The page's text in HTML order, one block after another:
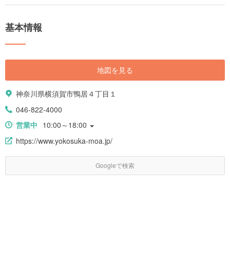
ります。三崎のマグロはもちろん、プリンなどのスイーツも要チェック。
基本情報
地図を見る
神奈川県横須賀市鴨居４丁目１
046-822-4000
営業中 10:00～18:00
https://www.yokosuka-moa.jp/
Googleで検索